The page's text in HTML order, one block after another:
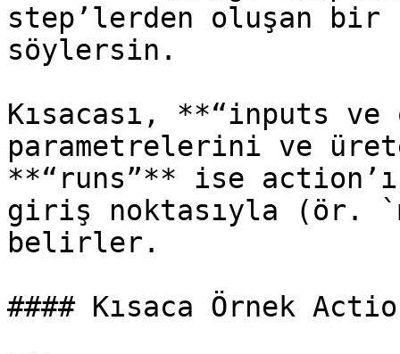
step’lerden oluşan bir
söylersin.
Kısacası, **“inputs
parametrelerini ve
**“runs”** ise
giriş noktasıyla (ör.
belirler.
#### Kısaca Örnek